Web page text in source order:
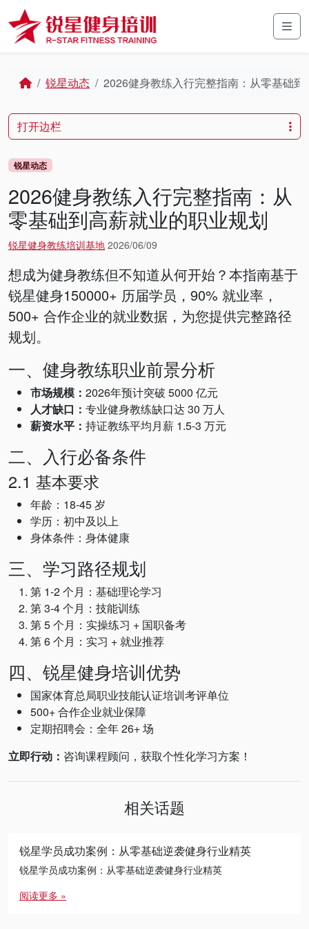
Skip to content
Skip to footer
Home锐星动态 2026健身教练入行完整指南：从零基础
锐星动态
2026健身教练入行完整指南：从
零基础到高薪就业的职业规划
锐星健身教练培训基地 2026/06/09
想成为健身教练但不知道从何开始？本指南基于
锐星健身150000+ 历届学员，90% 就业率，
500+ 合作企业的就业数据，为您提供完整路径
规划。
一、健身教练职业前景分析
市场规模： 2026年预计突破 5000 亿元
人才缺口： 专业健身教练缺口达 30 万人
薪资水平： 持证教练平均月薪 1.5-3 万元
二、入行必备条件
2.1 基本要求
年龄：18-45 岁
学历：初中及以上
身体条件：身体健康
三、学习路径规划
第 1-2 个月：基础理论学习
第 3-4 个月：技能训练
第 5 个月：实操练习 + 国职备考
第 6 个月：实习 + 就业推荐
四、锐星健身培训优势
国家体育总局职业技能认证培训考评单位
500+ 合作企业就业保障
定期招聘会：全年 26+ 场
立即行动： 咨询课程顾问，获取个性化学习方案！
相关话题
锐星学员成功案例：从零基础逆袭健身行业精英
锐星学员成功案例：从零基础逆袭健身行业精英
阅读更多 »
打开边栏